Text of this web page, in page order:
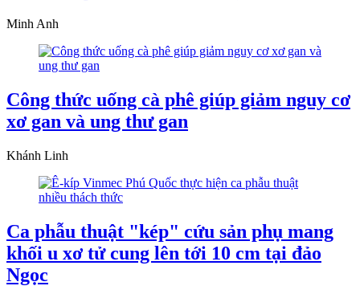
Minh Anh
Công thức uống cà phê giúp giảm nguy cơ
xơ gan và ung thư gan
Khánh Linh
Ca phẫu thuật "kép" cứu sản phụ mang
khối u xơ tử cung lên tới 10 cm tại đảo
Ngọc